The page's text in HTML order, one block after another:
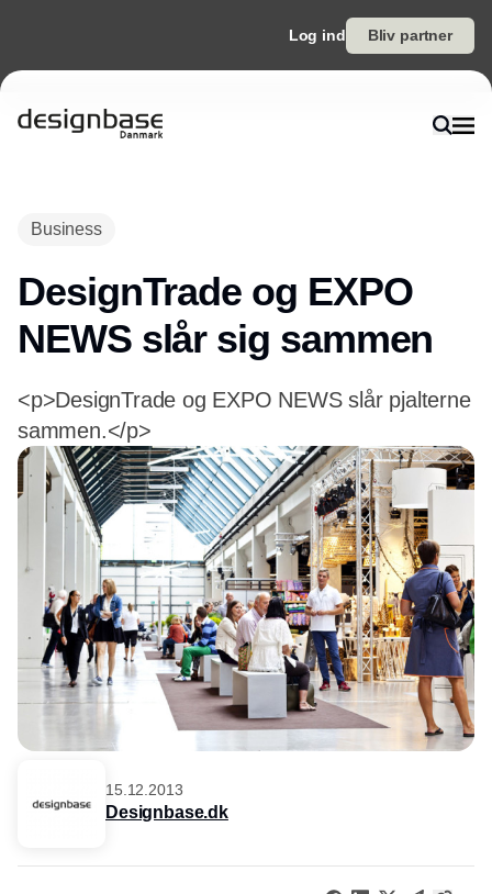
Log ind Bliv partner
Business
DesignTrade og EXPO
NEWS slår sig sammen
<p>DesignTrade og EXPO NEWS slår pjalterne
sammen.</p>
15.12.2013
Designbase.dk